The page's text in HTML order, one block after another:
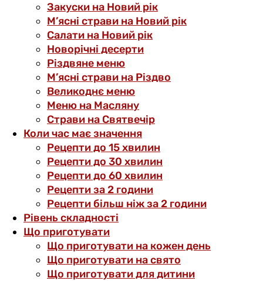
Закуски на Новий рік
М’ясні страви на Новий рік
Салати на Новий рік
Новорічні десерти
Різдвяне меню
М’ясні страви на Різдво
Великоднє меню
Меню на Масляну
Страви на Святвечір
Коли час має значення
Рецепти до 15 хвилин
Рецепти до 30 хвилин
Рецепти до 60 хвилин
Рецепти за 2 години
Рецепти більш ніж за 2 години
Рівень складності
Що приготувати
Що приготувати на кожен день
Що приготувати на свято
Що приготувати для дитини